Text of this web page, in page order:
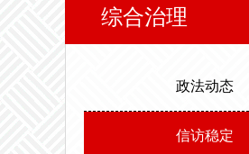
东以
邻。
度，最
综合治理
政法动态
信访稳定